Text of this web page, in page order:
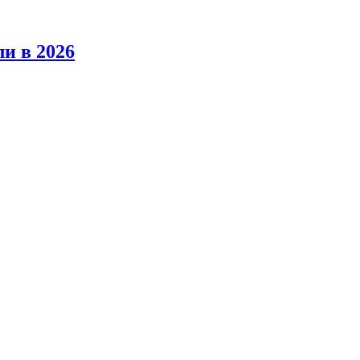
в 2026